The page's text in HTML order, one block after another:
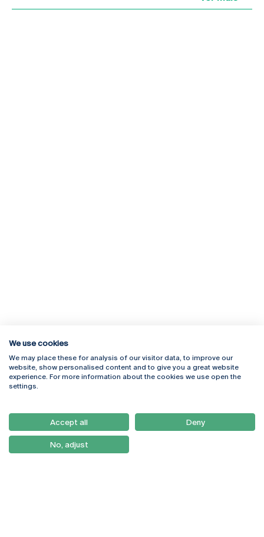
Rua Diogo Botelho 1327
4169-005 Porto
+351 226 196 240
Campus Online
Webmail
Como Chegar
Newsletter
We use cookies
We may place these for analysis of our visitor data, to improve our
website, show personalised content and to give you a great website
experience. For more information about the cookies we use open the
settings.
Accept all Deny
No, adjust